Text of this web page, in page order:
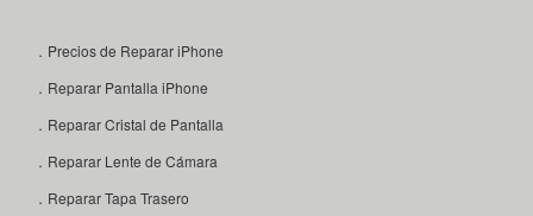
．Precios de Reparar iPhone
．Reparar Pantalla iPhone
．Reparar Cristal de Pantalla
．Reparar Lente de Cámara
．Reparar Tapa Trasero